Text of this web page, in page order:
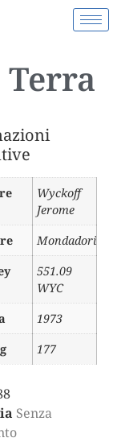
Wyckoff
Jerome
Mondadori
551.09
WYC
1973
177
Senza